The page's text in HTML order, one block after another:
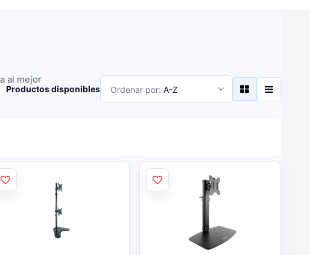
al mejor
Productos disponibles Ordenar por: A-Z